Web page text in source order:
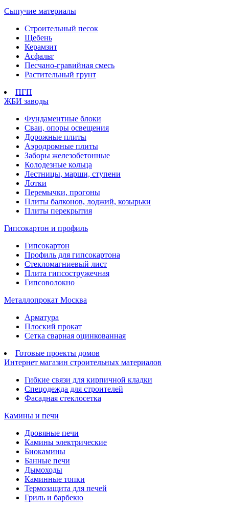
Сыпучие материалы
Строительный песок
Щебень
Керамзит
Асфальт
Песчано-гравийная смесь
Растительный грунт
ПГП
ЖБИ заводы
Фундаментные блоки
Сваи, опоры освещения
Дорожные плиты
Аэродромные плиты
Заборы железобетонные
Колодезные кольца
Лестницы, марши, ступени
Лотки
Перемычки, прогоны
Плиты балконов, лоджий, козырьки
Плиты перекрытия
Гипсокартон и профиль
Гипсокартон
Профиль для гипсокартона
Стекломагниевый лист
Плита гипсостружечная
Гипсоволокно
Металлопрокат Москва
Арматура
Плоский прокат
Сетка сварная оцинкованная
Готовые проекты домов
Интернет магазин строительных материалов
Гибкие связи для кирпичной кладки
Спецодежда для строителей
Фасадная стеклосетка
Камины и печи
Дровяные печи
Камины электрические
Биокамины
Банные печи
Дымоходы
Каминные топки
Термозащита для печей
Гриль и барбекю